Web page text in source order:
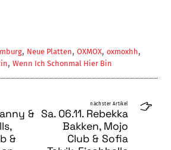
, Neue Platten, OXMOX, oxmoxhh,
, Wenn Ich Schonmal Hier Bin
&
&
nächster Artikel
Sa. 06.11. Rebekka
Bakken, Mojo
Club & Sofia